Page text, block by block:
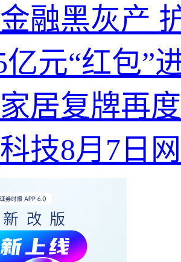
融黑灰产
亿元“红包”
居复牌再
技8月7日